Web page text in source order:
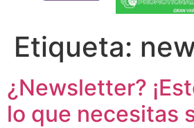
Etiqueta:
¿Newsletter?
lo que necesitas